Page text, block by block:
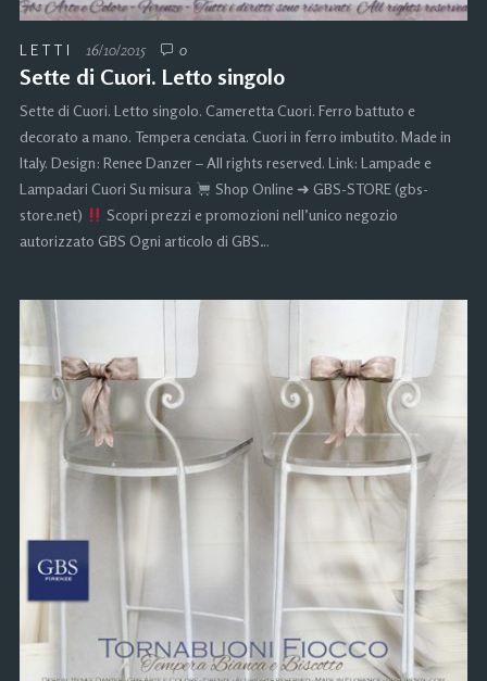
LETTI 16/10/2015 0
Sette di Cuori. Letto singolo
Sette di Cuori. Letto singolo. Cameretta Cuori. Ferro battuto e
decorato a mano. Tempera cenciata. Cuori in ferro imbutito. Made in
Italy. Design: Renee Danzer – All rights reserved. Link: Lampade e
Lampadari Cuori Su misura
Shop Online ➜ GBS-STORE (gbs-
store.net)
Scopri prezzi e promozioni nell’unico negozio
autorizzato GBS Ogni articolo di GBS…